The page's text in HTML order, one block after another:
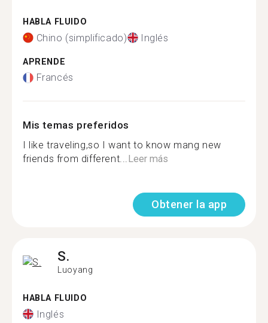
HABLA FLUIDO
Chino (simplificado) Inglés
APRENDE
Francés
Mis temas preferidos
I like traveling,so I want to know mang new
friends from different...Leer más
Obtener la app
S.
Luoyang
HABLA FLUIDO
Inglés